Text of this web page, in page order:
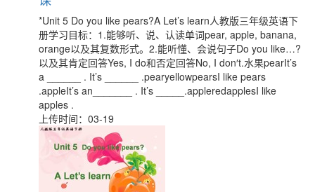
*Unit 5 Do you like pears?A Let’s learn人教版三年级英语下
册学习目标：1.能够听、说、认读单词pear, apple, banana,
orange以及其复数形式。2.能听懂、会说句子Do you like…?
以及其肯定回答Yes, I do和否定回答No, I don′t.水果pearIt’s
a ______ . It’s ______ .pearyellowpearsI like pears
.appleIt’s an_______ . It’s _____.appleredapplesI like
apples .
上传时间：03-19